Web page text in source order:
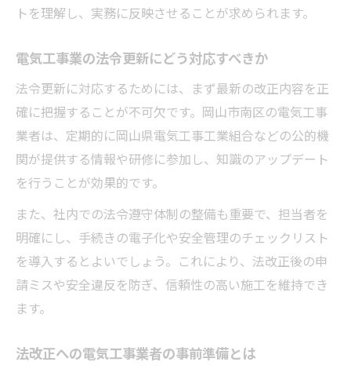
トを理解し、実務に反映させることが求められます。
電気工事業の法令更新にどう対応すべきか
法令更新に対応するためには、まず最新の改正内容を正
確に把握することが不可欠です。岡山市南区の電気工事
業者は、定期的に岡山県電気工事工業組合などの公的機
関が提供する情報や研修に参加し、知識のアップデート
を行うことが効果的です。
また、社内での法令遵守体制の整備も重要で、担当者を
明確にし、手続きの電子化や安全管理のチェックリスト
を導入するとよいでしょう。これにより、法改正後の申
請ミスや安全違反を防ぎ、信頼性の高い施工を維持でき
ます。
法改正への電気工事業者の事前準備とは